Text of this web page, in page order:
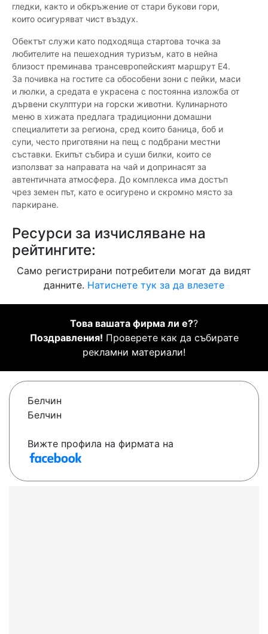
гледки, както и обкръжение от стари букови гори,
които осигуряват чист въздух.
Обектът служи като подходяща стартова точка за
любителите на пешеходния туризъм, като в нейна
близост преминава трансевропейският маршрут Е4.
За почивка на гостите са обособени зони с пейки, маси
и люлки, а средата е украсена с постоянна изложба от
дървени скулптури на горски животни. Кулинарното
меню в хижата предлага традиционни домашни
специалитети за региона, сред които баница, боб и
супи, често приготвяни на пещ с подбрани местни
съставки. Екипът събира и суши билки, които се
използват за направата на чай и допринасят за
автентичната атмосфера. До комплекса има достъп
чрез земен път, като е осигурено и скромно място за
паркиране.
Ресурси за изчисляване на
рейтингите:
Само регистрирани потребители могат да видят
данните. Натиснете тук за да влезете
Това вашата фирма ли е??
Поздравления! Проверете как да събирате
рекламни материали!
Белчин
Белчин
Вижте профила на фирмата на